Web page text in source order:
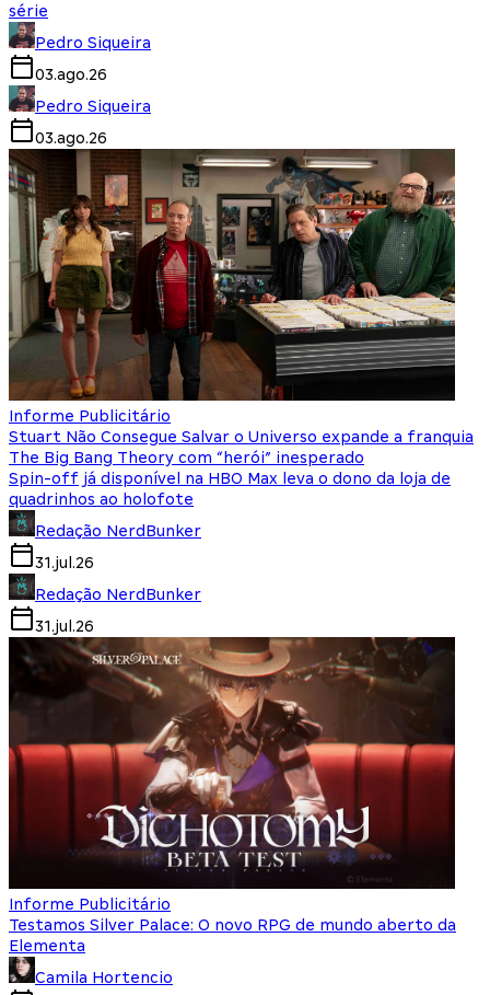
série
Pedro Siqueira
03.ago.26
Pedro Siqueira
03.ago.26
Informe Publicitário
Stuart Não Consegue Salvar o Universo expande a franquia
The Big Bang Theory com “herói” inesperado
Spin-off já disponível na HBO Max leva o dono da loja de
quadrinhos ao holofote
Redação NerdBunker
31.jul.26
Redação NerdBunker
31.jul.26
Informe Publicitário
Testamos Silver Palace: O novo RPG de mundo aberto da
Elementa
Camila Hortencio